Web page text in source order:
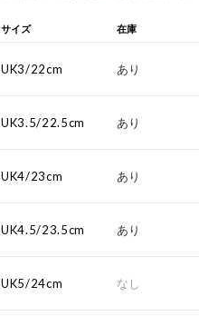
サイズ 在庫
UK3/22cm あり
UK3.5/22.5cm あり
UK4/23cm あり
UK4.5/23.5cm あり
UK5/24cm なし